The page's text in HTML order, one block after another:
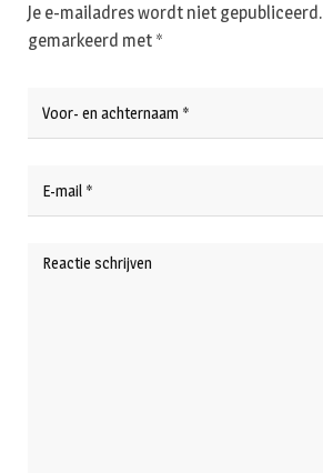
Je e-mailadres wordt niet gepubliceerd.
gemarkeerd met *